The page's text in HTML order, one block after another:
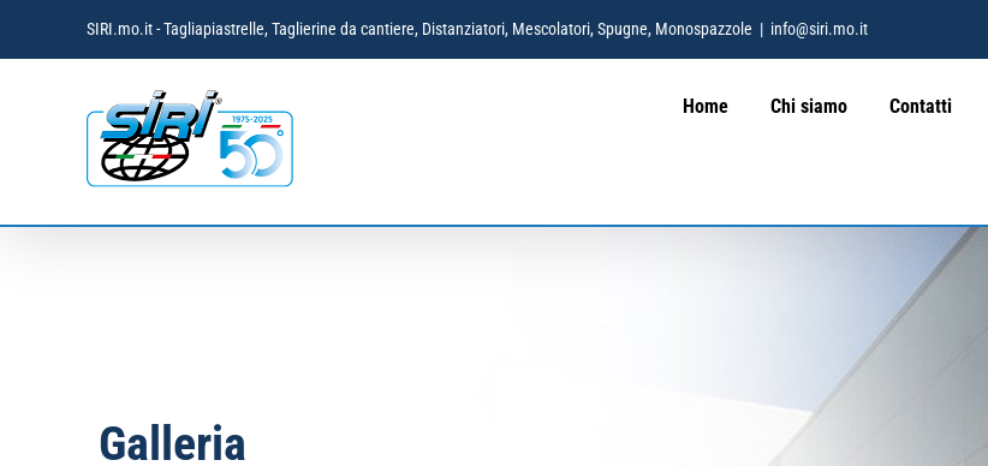
contenuto
SIRI.mo.it - Tagliapiastrelle, Taglierine da cantiere, Distanziatori, Mescolatori, Spugne, Monospazzole | info@siri.mo.it
Home Chi siamo Contatti
Galleria